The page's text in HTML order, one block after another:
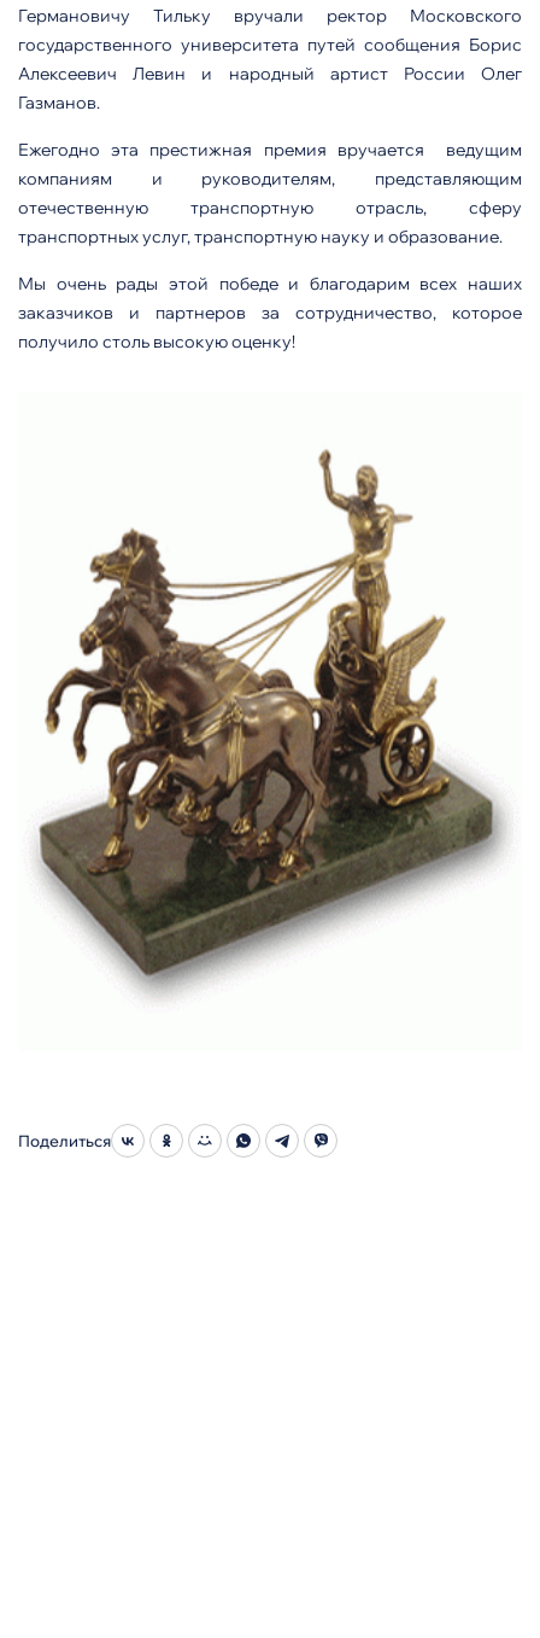
Германовичу Тильку вручали ректор Московского
государственного университета путей сообщения Борис
Алексеевич Левин и народный артист России Олег
Газманов.
Ежегодно эта престижная премия вручается ведущим
компаниям и руководителям, представляющим
отечественную транспортную отрасль, сферу
транспортных услуг, транспортную науку и образование.
Мы очень рады этой победе и благодарим всех наших
заказчиков и партнеров за сотрудничество, которое
получило столь высокую оценку!
Поделиться